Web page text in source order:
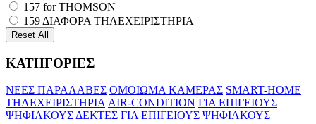
157 for THOMSON
159 ΔΙΑΦΟΡΑ ΤΗΛΕΧΕΙΡΙΣΤΗΡΙΑ
ΚΑΤΗΓΟΡΙΕΣ
ΝΕΕΣ ΠΑΡΑΛΑΒΕΣ ΟΜΟΙΩΜΑ ΚΑΜΕΡΑΣ SMART-HOME
ΤΗΛΕΧΕΙΡΙΣΤΗΡΙΑ AIR-CONDITION ΓΙΑ ΕΠΙΓΕΙΟΥΣ
ΨΗΦΙΑΚΟΥΣ ΔΕΚΤΕΣ ΓΙΑ ΕΠΙΓΕΙΟΥΣ ΨΗΦΙΑΚΟΥΣ